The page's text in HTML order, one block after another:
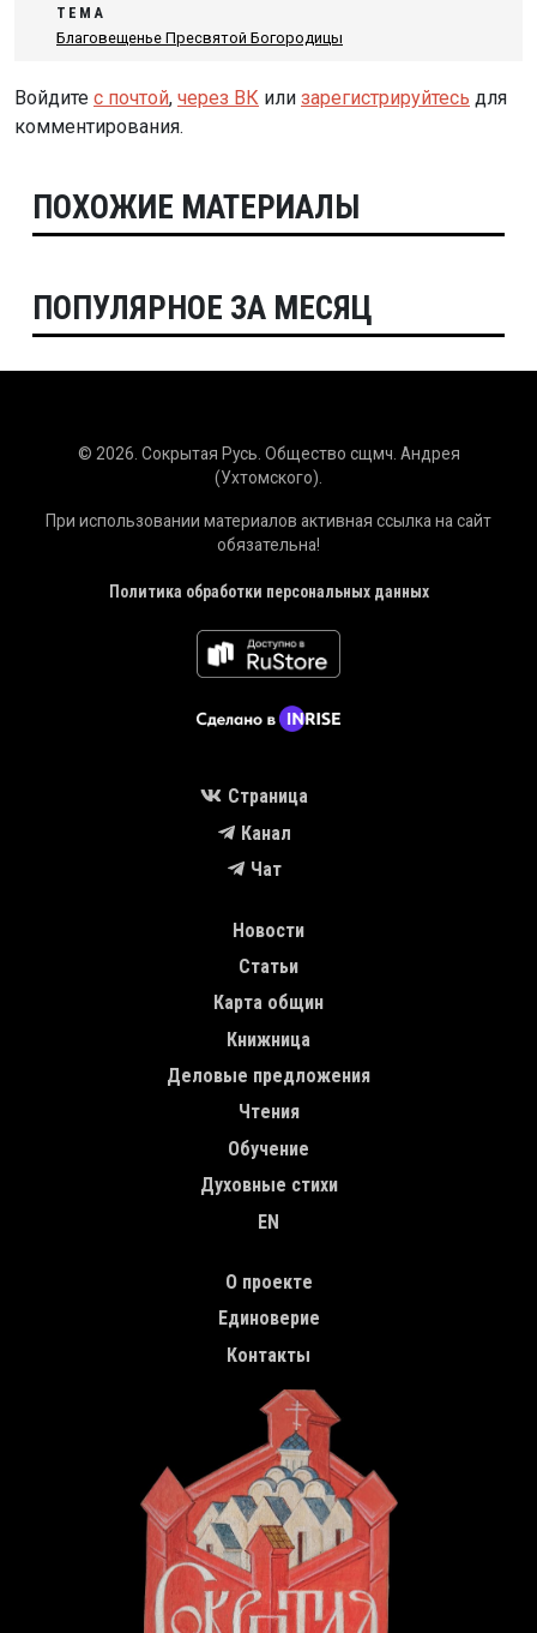
ТЕМА
Благовещенье Пресвятой Богородицы
Войдите с почтой, через ВК или зарегистрируйтесь для
комментирования.
ПОХОЖИЕ МАТЕРИАЛЫ
ПОПУЛЯРНОЕ ЗА МЕСЯЦ
© 2026. Сокрытая Русь. Общество сщмч. Андрея
(Ухтомского).
При использовании материалов активная ссылка на сайт
обязательна!
Политика обработки персональных данных
Страница
Канал
Чат
Новости
Статьи
Карта общин
Книжница
Деловые предложения
Чтения
Обучение
Духовные стихи
EN
О проекте
Единоверие
Контакты